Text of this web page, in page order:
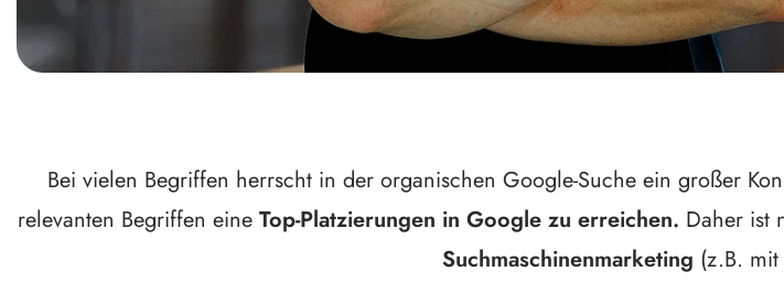
Bei vielen Begriffen herrscht in der organischen Google-Suche ein großer
relevanten Begriffen eine Top-Platzierungen in Google zu erreichen. Daher ist
Suchmaschinenmarketing (z.B.